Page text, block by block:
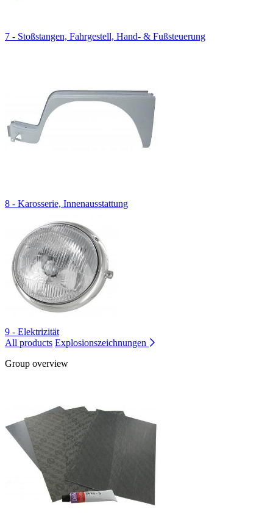
7 - Stoßstangen, Fahrgestell, Hand- & Fußsteuerung
8 - Karosserie, Innenausstattung
9 - Elektrizität
All products Explosionszeichnungen
Group overview